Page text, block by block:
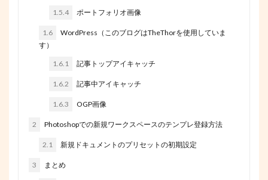
1.5.4 ポートフォリオ画像
1.6
WordPress（このブログはTheThorを使用していま
す）
1.6.1 記事トップアイキャッチ
1.6.2 記事中アイキャッチ
1.6.3 OGP画像
2 Photoshopでの新規ワークスペースのテンプレ登録方法
2.1 新規ドキュメントのプリセットの初期設定
3 まとめ